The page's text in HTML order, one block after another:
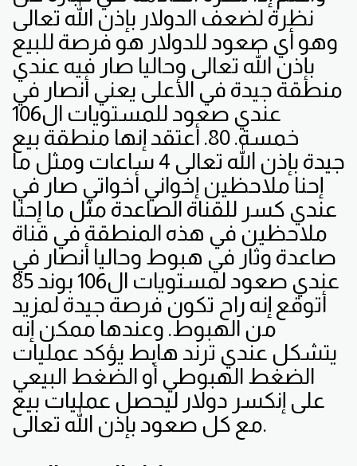
نظرة لضعف الدولار بإذن الله تعالى
وهو أي صعود للدولار هو فرصة للبيع
بإذن الله تعالى وحاليا صار فيه عندي
منطقة جيدة في الأعلى يعني أنصار في
عندي صعود للمستويات ال106
خمسة. 80. أعتقد إنها منطقة بيع
جيدة بإذن الله تعالى 4 ساعات ومثل ما
إحنا ملاحظين إخواني أخواتي صار في
عندي كسر للقناة الصاعدة مثل ما إحنا
ملاحظين في هذه المنطقة في قناة
صاعدة وثار في هبوط وحاليا أنصار في
عندي صعود لمستويات ال106 بوند 85
أتوقع إنه راح تكون فرصة جيدة لمزيد
من الهبوط. وعندها ممكن إنه
يتشكل عندي ترند هابط يؤكد عمليات
الضغط الهبوطي أو الضغط البيعي
على إنكسر دولار ليحصل عمليات بيع
مع كل صعود بإذن الله تعالى.